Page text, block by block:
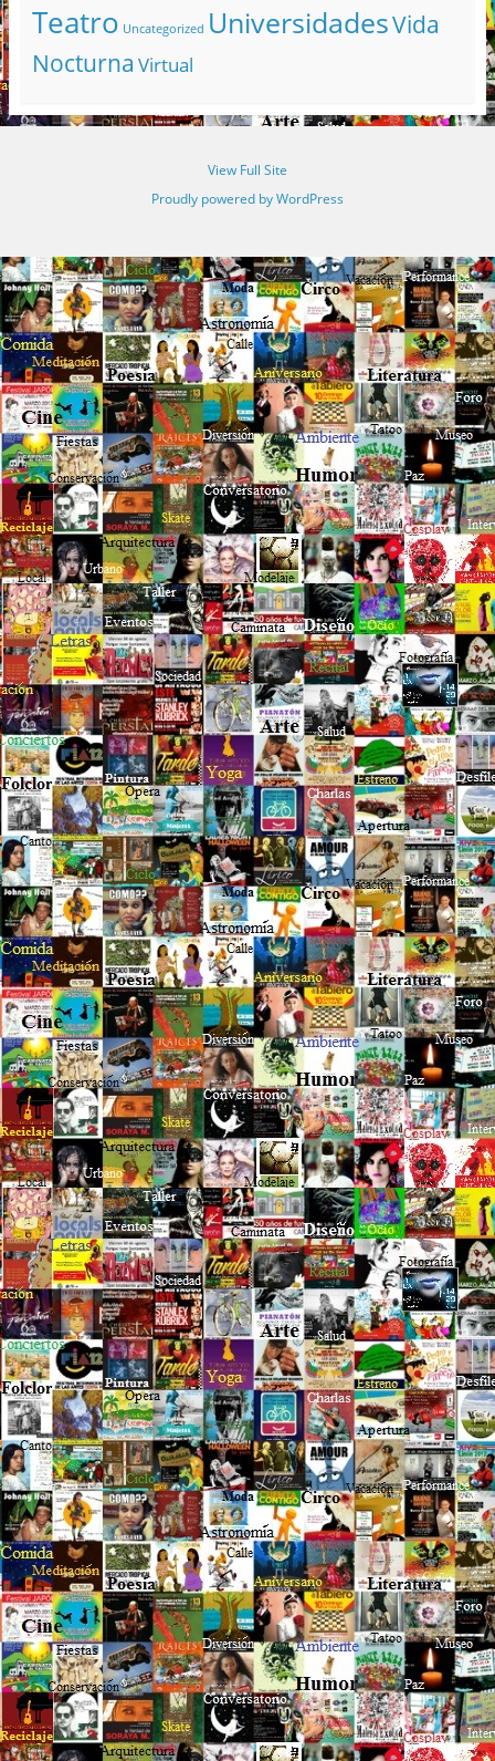
Teatro Uncategorized UniversidadesVida
Nocturna Virtual
View Full Site
Proudly powered by WordPress